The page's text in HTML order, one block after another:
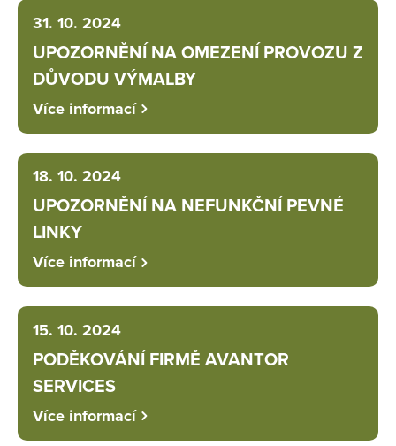
31. 10. 2024
UPOZORNĚNÍ NA OMEZENÍ PROVOZU Z
DŮVODU VÝMALBY
Více informací
18. 10. 2024
UPOZORNĚNÍ NA NEFUNKČNÍ PEVNÉ
LINKY
Více informací
15. 10. 2024
PODĚKOVÁNÍ FIRMĚ AVANTOR
SERVICES
Více informací